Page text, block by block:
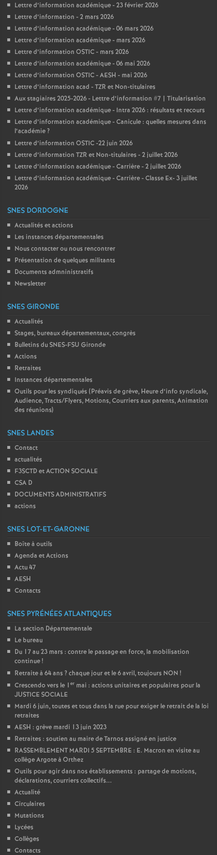
Lettre d’information académique - 23 février 2026
Lettre d’information - 2 mars 2026
Lettre d’information académique - 06 mars 2026
Lettre d’information académique - mars 2026
Lettre d’information OSTIC - mars 2026
Lettre d’information académique - 06 mai 2026
Lettre d’information OSTIC - AESH - mai 2026
Lettre d’information acad - TZR et Non-titulaires
Aux stagiaires 2025-2026 - Lettre d’information #7 | Titularisation
Lettre d’information académique - Intra 2026 : résultats et recours
Lettre d’information académique - Canicule : quelles mesures dans
l’académie?
Lettre d’information OSTIC -22 juin 2026
Lettre d’information TZR et Non-titulaires - 2 juillet 2026
Lettre d’information académique - Carrière - 2 juillet 2026
Lettre d’information académique - Carrière - Classe Ex- 3 juillet
2026
SNES DORDOGNE
Actualités et actions
Les instances départementales
Nous contacter ou nous rencontrer
Présentation de quelques militants
Documents admninistratifs
Newsletter
SNES GIRONDE
Actualités
Stages, bureaux départementaux, congrès
Bulletins du SNES-FSU Gironde
Actions
Retraites
Instances départementales
Outils pour les syndiqués (Préavis de grève, Heure d’info syndicale,
Audience, Tracts/Flyers, Motions, Courriers aux parents, Animation
des réunions)
SNES LANDES
Contact
actualités
F3SCTD et ACTION SOCIALE
CSA D
DOCUMENTS ADMINISTRATIFS
actions
SNES LOT-ET-GARONNE
Boîte à outils
Agenda et Actions
Actu 47
AESH
Contacts
SNES PYRÉNÉES ATLANTIQUES
La section Départementale
Le bureau
Du 17 au 23 mars : contre le passage en force, la mobilisation
continue!
Retraite à 64 ans ? chaque jour et le 6 avril, toujours NON !
Crescendo vers le 1 er mai : actions unitaires et populaires pour la
JUSTICE SOCIALE
Mardi 6 juin, toutes et tous dans la rue pour exiger le retrait de la loi
retraites
AESH : grève mardi 13 juin 2023
Retraites : soutien au maire de Tarnos assigné en justice
RASSEMBLEMENT MARDI 5 SEPTEMBRE : E. Macron en visite au
collège Argote à Orthez
Outils pour agir dans nos établissements : partage de motions,
déclarations, courriers collectifs...
Actualité
Circulaires
Mutations
Lycées
Collèges
Contacts